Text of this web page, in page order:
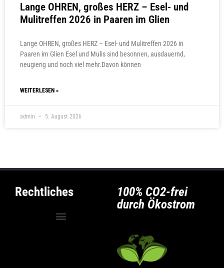
Lange OHREN, großes HERZ – Esel- und
Mulitreffen 2026 in Paaren im Glien
Lange OHREN, großes HERZ – Esel- und Mulitreffen 2026 in
Paaren im Glien Esel und Mulis sind besonnen, ausdauernd,
neugierig und noch viel mehr.Davon können
WEITERLESEN »
admin 5. August 2026
Rechtliches
100% CO2-frei
durch Ökostrom